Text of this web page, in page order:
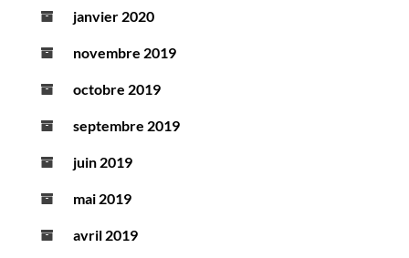
janvier 2020
novembre 2019
octobre 2019
septembre 2019
juin 2019
mai 2019
avril 2019